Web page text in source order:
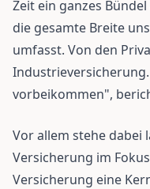
Zeit ein ganzes
die gesamte Breite
umfasst. Von den
vorbeikommen",
Vor allem stehe dabei
Versicherung im
Versicherung eine